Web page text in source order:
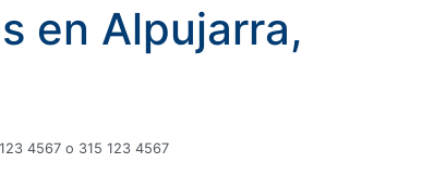
en Alpujarra,
4567 o 315 123 4567